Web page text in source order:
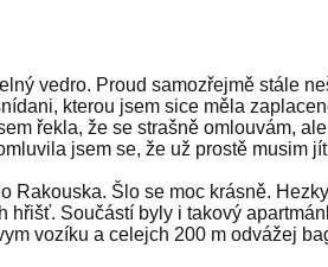
vedro. Proud samozřejmě stále
kterou jsem sice měla
řekla, že se strašně omlouvám,
jsem se, že už prostě musim
Šlo se moc krásně.
Součástí byly i takový
vozíku a celejch 200 m odvážej